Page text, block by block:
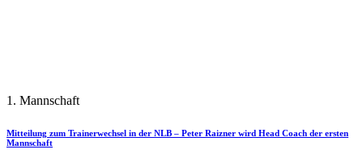
1. Mannschaft
Mitteilung zum Trainerwechsel in der NLB – Peter Raizner wird Head Coach der ersten
Mannschaft